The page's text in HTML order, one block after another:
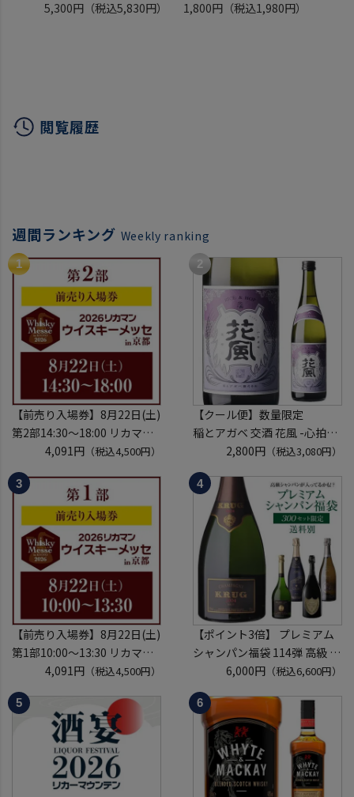
酒造 一升瓶 長S
5,300円 （税込5,830円）
1,800円 （税込1,980円）
閲覧履歴
週間ランキング Weekly ranking
【前売り入場券】8月22日(土)
第2部14:30～18:00 リカマン
ウイスキーメッセ in京都
2026 1枚
入場券となるeチケットは【8
月上旬】にメールにて配信予
定
※代引き決済不可
4,091円（税込4,500円）
【クール便】数量限定
稲とアガベ 交酒 花風 -心拍-
KYOTO EDITION 720ml こう
しゅ はなかぜ craft sake クラ
フトサケ 秋田県 男鹿市
2,800円 （税込3,080円）
【前売り入場券】8月22日(土)
第1部10:00～13:30 リカマン
ウイスキーメッセ in京都
2026 1枚
入場券となるeチケットは【8
月上旬】にメールにて配信予
※代引き決済不可
4,091円（税込4,500円）
【ポイント3倍】 プレミアム
シャンパン福袋 114弾 高級 シ
ャンパン を探せ トゥルベ ト
レゾール クリュッグ 2004 が
入ってるかも!? 【先着300
本】 シャンパン シャンパーニ
ュ リカーマウンテン 福袋 WK
くじ 【送
6,000円 （税込6,600円）